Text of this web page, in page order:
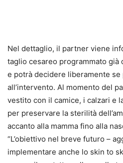
Nel dettaglio, il partner viene
taglio cesareo programmato
e potrà decidere liberamente
all’intervento. Al momento del
vestito con il camice, i calzari e
per preservare la sterilità
accanto alla mamma fino alla
“L’obiettivo nel breve futuro –
implementare anche lo skin to